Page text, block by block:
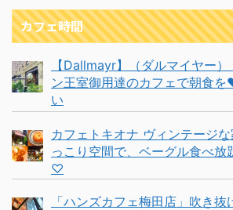
カフェ時間
【Dallmayr】（ダルマイヤー
ン王室御用達のカフェで朝食
い
カフェトキオナ ヴィンテージ
っこり空間で、ベーグル食べ放
♡
「ハンズカフェ梅田店」吹き